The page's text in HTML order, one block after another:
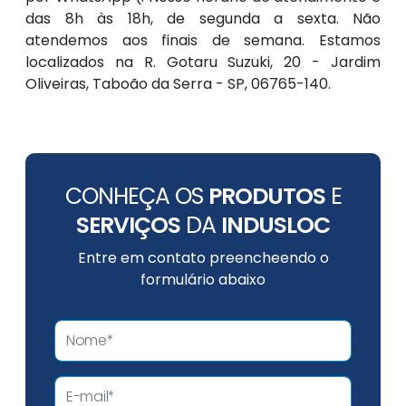
das 8h às 18h, de segunda a sexta. Não
atendemos aos finais de semana. Estamos
localizados na R. Gotaru Suzuki, 20 - Jardim
Oliveiras, Taboão da Serra - SP, 06765-140.
CONHEÇA OS PRODUTOSE
SERVIÇOS DA INDUSLOC
Entre em contato preencheendo o
formulário abaixo